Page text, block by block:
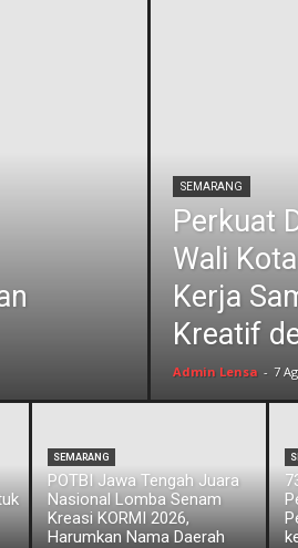
SEMARANG
Perkuat
Wali
Kerja
Kreatif
Admin Lensa - 7
SEMARANG
POTBI Jawa Tengah Juara
Nasional Lomba Senam
Kreasi KORMI 2026,
Harumkan Nama Daerah